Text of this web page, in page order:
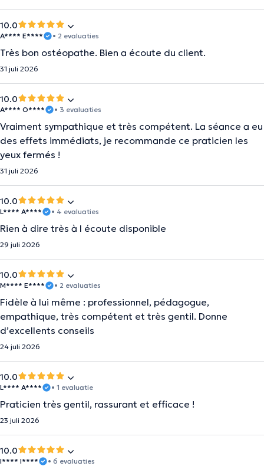
10.0
A**** E**** • 2 evaluaties
Très bon ostéopathe. Bien a écoute du client.
31 juli 2026
10.0
A**** O**** • 3 evaluaties
Vraiment sympathique et très compétent. La séance a eu
des effets immédiats, je recommande ce praticien les
yeux fermés !
31 juli 2026
10.0
L**** A**** • 4 evaluaties
Rien à dire très à l écoute disponible
29 juli 2026
10.0
M**** E**** • 2 evaluaties
Fidèle à lui même : professionnel, pédagogue,
empathique, très compétent et très gentil. Donne
d’excellents conseils
24 juli 2026
10.0
L**** A**** • 1 evaluatie
Praticien très gentil, rassurant et efficace !
23 juli 2026
10.0
I**** I**** • 6 evaluaties